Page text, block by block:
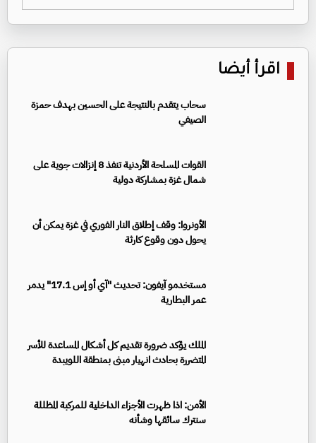
اقرأ أيضا
سحاب يتقدم بالنتيجة على الحسين بهدف حمزة
الصيفي
القوات المسلحة الأردنية تنفذ 8 إنزالات جوية على
شمال غزة بمشاركة دولية
الأونروا: وقف إطلاق النار الفوري في غزة يمكن أن
يحول دون وقوع كارثة
مستخدمو آيفون: تحديث "آي أو إس 17.1" يدمر
عمر البطارية
الملك يؤكد ضرورة تقديم كل أشكال المساعدة للأسر
المتضررة بحادث انهيار مبنى بمنطقة اللويبدة
الأمن: اذا ظهرت الأجزاء الداخلية للمركبة المظللة
سنترك سائقها وشأنه